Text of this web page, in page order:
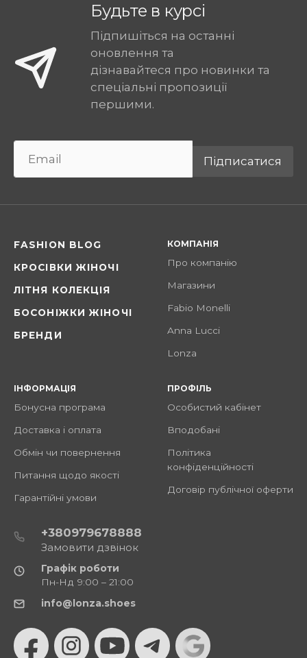
Будьте в курсі
Підпишіться на останні
оновлення та
дізнавайтеся про новинки та
спеціальні пропозиції
першими.
Підписатися
FASHION BLOG
КРОСІВКИ ЖІНОЧІ
ЛІТНЯ КОЛЕКЦІЯ
БОСОНІЖКИ ЖІНОЧІ
БРЕНДИ
КОМПАНІЯ
Про компанію
Магазини
Fabio Monelli
Anna Lucci
Lonza
ІНФОРМАЦІЯ
Бонусна програма
Доставка і оплата
Обмін чи повернення
Питання щодо якості
Гарантійні умови
ПРОФІЛЬ
Особистий кабінет
Вподобані
Політика
конфіденційності
Договір публічної оферти
+380979678888
Замовити дзвінок
Графік роботи
Пн-Нд 9:00 – 21:00
info@lonza.shoes